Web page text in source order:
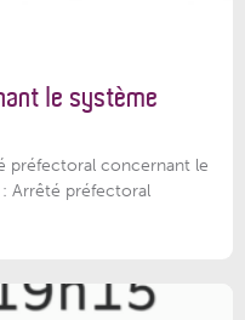
le système
préfectoral concernant le
: Arrêté préfectoral